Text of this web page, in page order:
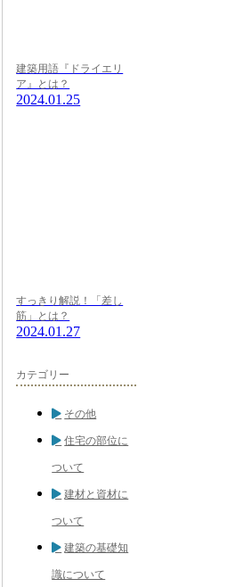
建築用語『ドライエリ
ア』とは？
2024.01.25
すっきり解説！「差し
筋」とは？
2024.01.27
カテゴリー
その他
住宅の部位に
ついて
建材と資材に
ついて
建築の基礎知
識について